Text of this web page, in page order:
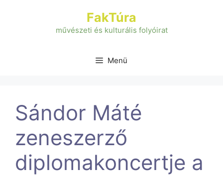
FakTúra
művészeti és kulturális folyóirat
Menü
Sándor Máté
zeneszerző
diplomakoncertje a